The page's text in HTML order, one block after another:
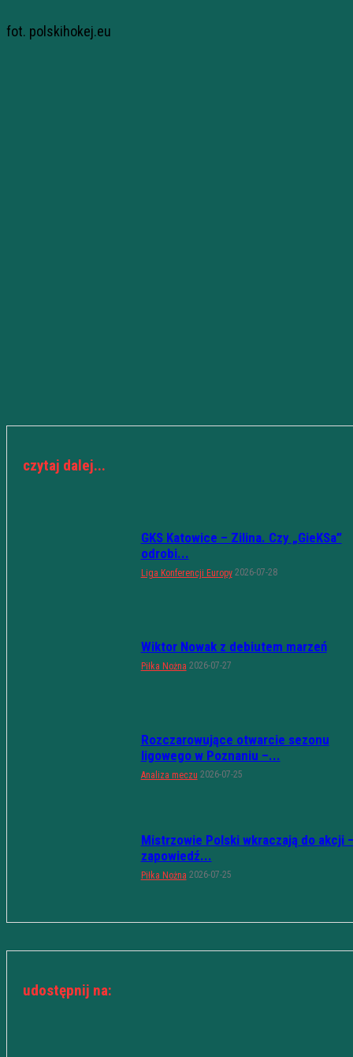
fot. polskihokej.eu
czytaj dalej...
GKS Katowice – Zilina. Czy „GieKSa”
odrobi...
Liga Konferencji Europy 2026-07-28
Wiktor Nowak z debiutem marzeń
Piłka Nożna 2026-07-27
Rozczarowujące otwarcie sezonu
ligowego w Poznaniu –...
Analiza meczu 2026-07-25
Mistrzowie Polski wkraczają do akcji
zapowiedź...
Piłka Nożna 2026-07-25
udostępnij na: